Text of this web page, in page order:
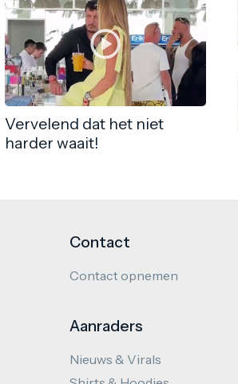
Vervelend dat het niet
harder waait!
Contact
Contact opnemen
Aanraders
Nieuws & Virals